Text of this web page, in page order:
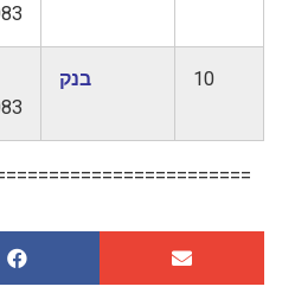
10 בנק